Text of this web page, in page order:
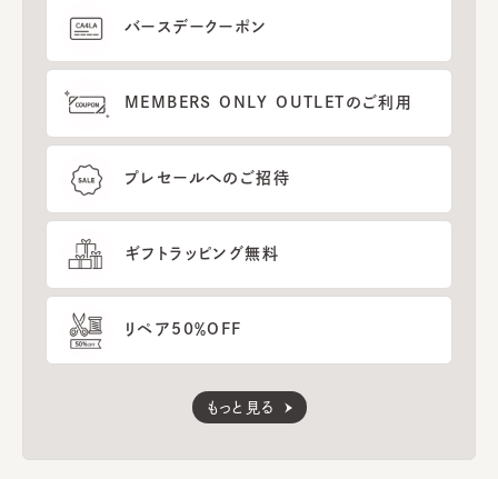
バースデークーポン
MEMBERS ONLY OUTLETのご利用
プレセールへのご招待
ギフトラッピング無料
リペア50％OFF
もっと見る